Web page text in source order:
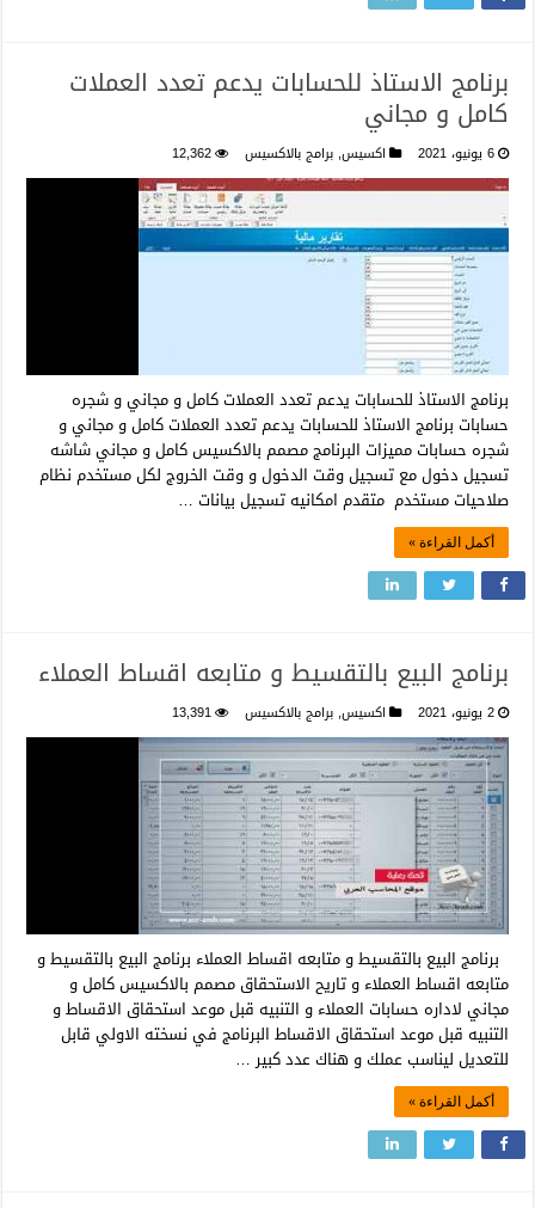
برنامج الاستاذ للحسابات يدعم تعدد العملات
كامل و مجاني
6 يونيو، 2021 اكسيس, برامج بالاكسيس 12,362
برنامج الاستاذ للحسابات يدعم تعدد العملات كامل و مجاني و شجره
حسابات برنامج الاستاذ للحسابات يدعم تعدد العملات كامل و مجاني و
شجره حسابات مميزات البرنامج مصمم بالاكسيس كامل و مجاني شاشه
تسجيل دخول مع تسجيل وقت الدخول و وقت الخروج لكل مستخدم نظام
صلاحيات مستخدم متقدم امكانيه تسجيل بيانات …
أكمل القراءة »
برنامج البيع بالتقسيط و متابعه اقساط العملاء
2 يونيو، 2021 اكسيس, برامج بالاكسيس 13,391
برنامج البيع بالتقسيط و متابعه اقساط العملاء برنامج البيع بالتقسيط و
متابعه اقساط العملاء و تاريح الاستحقاق مصمم بالاكسيس كامل و
مجاني لاداره حسابات العملاء و التنبيه قبل موعد استحقاق الاقساط و
التنبيه قبل موعد استحقاق الاقساط البرنامج في نسخته الاولي قابل
للتعديل ليناسب عملك و هناك عدد كبير …
أكمل القراءة »